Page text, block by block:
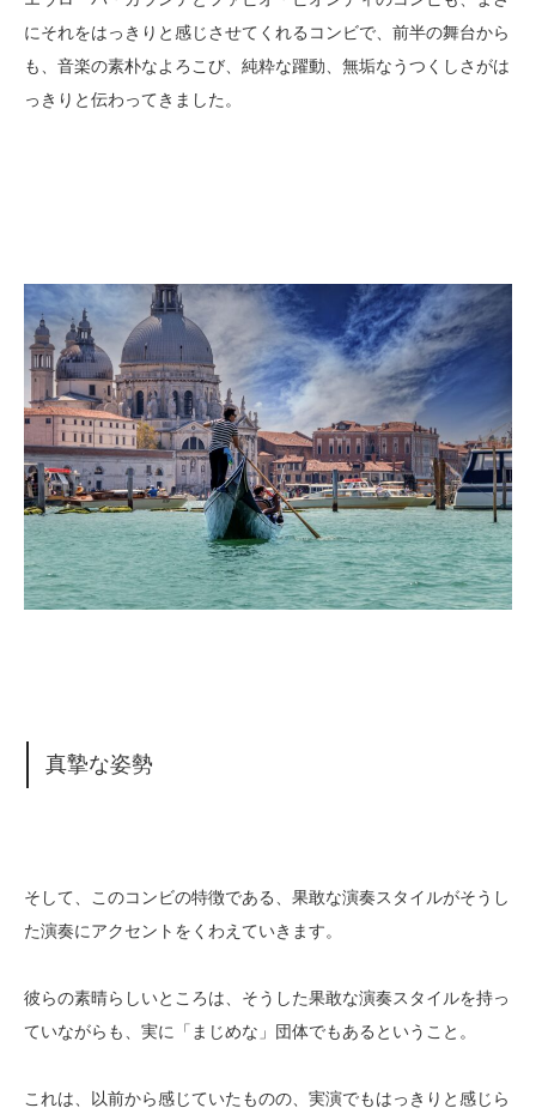
にそれをはっきりと感じさせてくれるコンビで、前半の舞台から
も、音楽の素朴なよろこび、純粋な躍動、無垢なうつくしさがは
っきりと伝わってきました。
真摯な姿勢
そして、このコンビの特徴である、果敢な演奏スタイルがそうし
た演奏にアクセントをくわえていきます。
彼らの素晴らしいところは、そうした果敢な演奏スタイルを持っ
ていながらも、実に「まじめな」団体でもあるということ。
これは、以前から感じていたものの、実演でもはっきりと感じら